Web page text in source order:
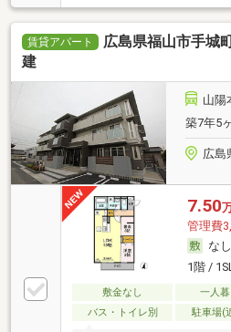
賃貸アパート
広島県福山市手城
建
山陽
築7年5
広島
7.50
管理費
なし
1階 /
敷金なし 一人
バス・トイレ別
駐車場(